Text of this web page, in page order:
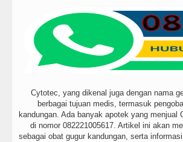
Cytotec, yang dikenal juga dengan nama
berbagai tujuan medis, termasuk
kandungan. Ada banyak apotek yang
di nomor 082221005617. Artikel ini akan
sebagai obat gugur kandungan, serta